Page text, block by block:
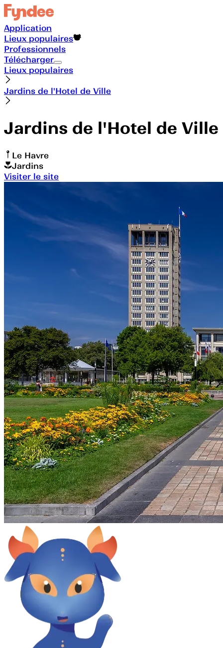
Application
Lieux populaires
Professionnels
Télécharger
Lieux populaires
Jardins de l'Hotel de Ville
Jardins de l'Hotel de Ville
Le Havre
Jardins
Visiter le site